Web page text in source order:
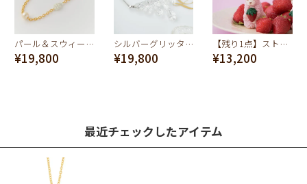
パール＆スウィートクリーミークリーム ネックレス
¥19,800
シルバーグリッター メルト ネックレス
¥19,800
【残り1点】ストロベリーミルクなうさぎ クッキー ネックレス
¥13,200
最近チェックしたアイテム